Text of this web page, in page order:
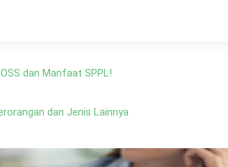
dan Manfaat SPPL!
dan Jenis Lainnya